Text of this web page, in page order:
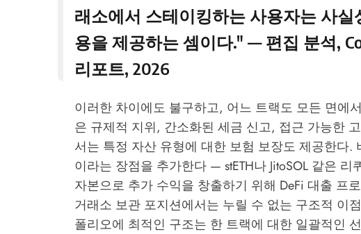
래소에서 스테이킹하는 사용자는 사실
용을 제공하는 셈이다." — 편집 분석,
리포트, 2026
이러한 차이에도 불구하고, 어느 트랙도 모든 면에
은 규제적 지위, 간소화된 세금 신고, 접근 가능한
서는 특정 자산 유형에 대한 보험 보장도 제공한다.
이라는 장점을 추가한다 — stETH나 JitoSOL 같은
자본으로 추가 수익을 창출하기 위해 DeFi 대출 프
거래소 보관 포지션에서는 누릴 수 없는 구조적 이
폴리오에 최적인 구조는 한 트랙에 대한 일괄적인